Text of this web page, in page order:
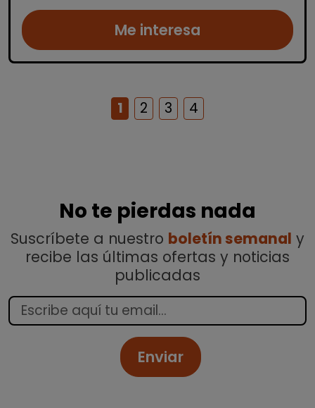
Me interesa
1 2 3 4
No te pierdas nada
Suscríbete a nuestro boletín semanal y
recibe las últimas ofertas y noticias
publicadas
Enviar